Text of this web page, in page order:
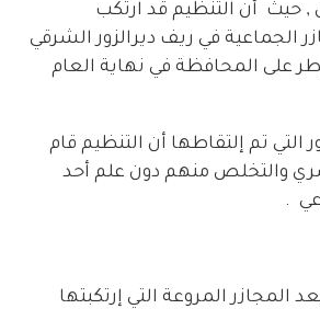
, حيث أن التنظيم قد ارتكب
الجماعية في ريف ديرالزور الشرقي
على المحافظة في نهاية العام
تم إلتقاطها أن التنظيم قام
والتخلص منهم دون علم أحد
.
المجازر المروعة التي إرتكبتها